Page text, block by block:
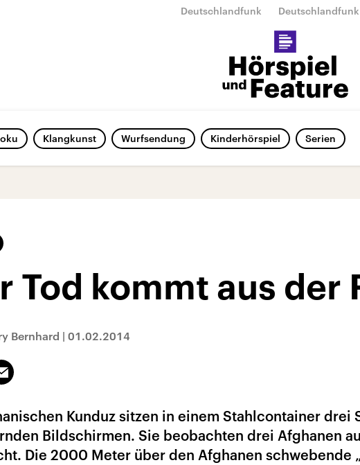
Deutschlandfunk
Klangkunst Wurfsendung Kinderhörspiel Serien
Tod kommt aus der
Bernhard | 01.02.2014
teilen
Kunduz sitzen in einem Stahlcontainer drei
Bildschirmen. Sie beobachten drei Afghanen
Die 2000 Meter über den Afghanen schwebende